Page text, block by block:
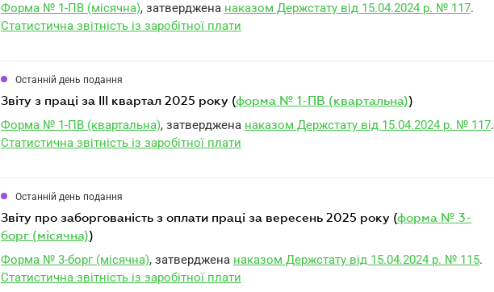
Форма № 1-ПВ (місячна), затверджена наказом Держстату від 15.04.2024 р. № 117.
Статистична звітність із заробітної плати
Останній день подання
звіту з праці за III квартал 2025 року (форма № 1-ПВ (квартальна))
Форма № 1-ПВ (квартальна), затверджена наказом Держстату від 15.04.2024 р. № 117.
Статистична звітність із заробітної плати
Останній день подання
звіту про заборгованість з оплати праці за вересень 2025 року (форма № 3-
борг (місячна))
Форма № 3-борг (місячна), затверджена наказом Держстату від 15.04.2024 р. № 115.
Статистична звітність із заробітної плати